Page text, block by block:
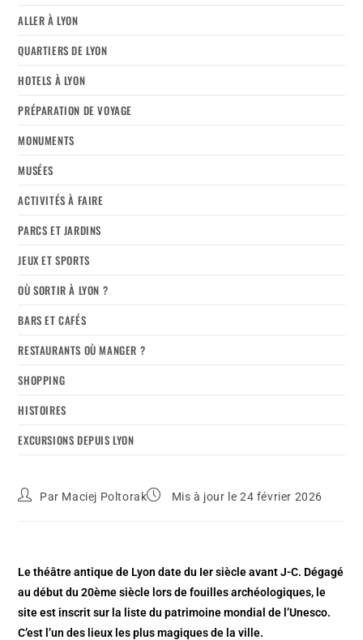
ALLER À LYON
QUARTIERS DE LYON
HOTELS À LYON
PRÉPARATION DE VOYAGE
MONUMENTS
MUSÉES
ACTIVITÉS À FAIRE
PARCS ET JARDINS
JEUX ET SPORTS
OÙ SORTIR À LYON ?
BARS ET CAFÉS
RESTAURANTS OÙ MANGER ?
SHOPPING
HISTOIRES
EXCURSIONS DEPUIS LYON
Par Maciej Poltorak Mis à jour le 24 février 2026
Le théâtre antique de Lyon date du Ier siècle avant J-C. Dégagé
au début du 20ème siècle lors de fouilles archéologiques, le
site est inscrit sur la liste du patrimoine mondial de l’Unesco.
C’est l’un des lieux les plus magiques de la ville.